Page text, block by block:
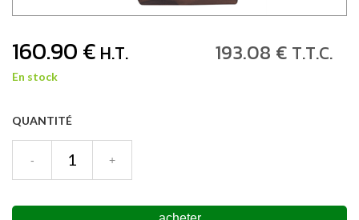
160.90€ H.T. 193.08 € T.T.C.
En stock
QUANTITÉ